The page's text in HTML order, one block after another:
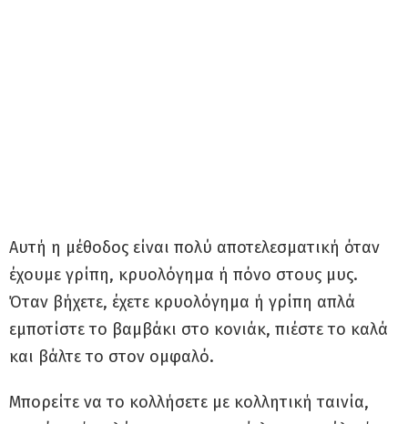
Αυτή η μέθοδος είναι πολύ αποτελεσματική όταν
έχουμε γρίπη, κρυολόγημα ή πόνο στους μυς.
Όταν βήχετε, έχετε κρυολόγημα ή γρίπη απλά
εμποτίστε το βαμβάκι στο κονιάκ, πιέστε το καλά
και βάλτε το στον ομφαλό.
Μπορείτε να το κολλήσετε με κολλητική ταινία,